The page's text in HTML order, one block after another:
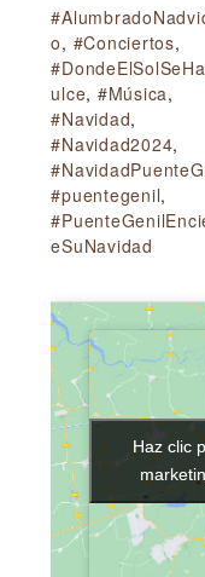
o, #Conciertos,
ulce, #Música,
#Navidad,
#Navidad2024,
#puentegenil,
eSuNavidad
Haz clic
Haz clic